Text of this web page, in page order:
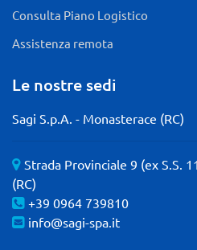
Consulta Piano Logistico
Assistenza remota
Le nostre sedi
Sagi S.p.A. - Monasterace (RC)
Strada Provinciale 9 (ex S.S.
(RC)
+39 0964 739810
info@sagi-spa.it